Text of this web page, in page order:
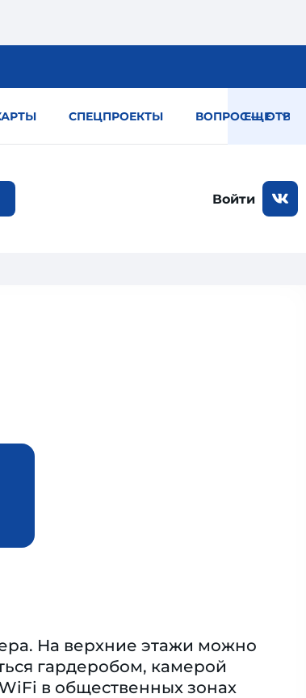
СПЕЦПРОЕКТЫ ВОПРОС — ОТВЕТ
ЕЩЕ
Войти
На верхние этажи можно
гардеробом, камерой
в общественных зонах